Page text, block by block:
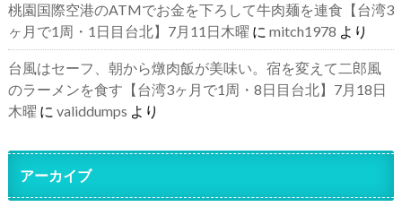
桃園国際空港のATMでお金を下ろして牛肉麺を連食【台湾3
ヶ月で1周・1日目台北】7月11日木曜 に mitch1978 より
台風はセーフ、朝から燉肉飯が美味い。宿を変えて二郎風
のラーメンを食す【台湾3ヶ月で1周・8日目台北】7月18日
木曜 に validdumps より
アーカイブ